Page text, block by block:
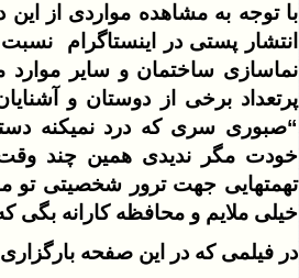
انتشار پستی در اینستاگرام
نماسازی ساختمان و سایر موارد
پرتعداد برخی از دوستان و
“صبوری سری که درد نمیکنه
خودت مگر ندیدی همین چند
تهمتهایی جهت ترور شخصیتی تو
خیلی ملایم و محافظه کارانه بگی
در فیلمی که در این صفحه